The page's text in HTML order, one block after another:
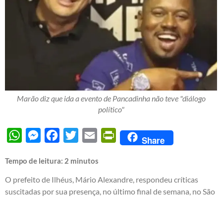
Marão diz que ida a evento de Pancadinha não teve "diálogo
político"
WhatsAppMessengerFacebook
Twitter Email PrintFriendly
Share
Tempo de leitura: 2 minutos
O prefeito de Ilhéus, Mário Alexandre, respondeu críticas
suscitadas por sua presença, no último final de semana, no São